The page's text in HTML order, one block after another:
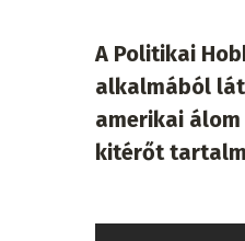
A Politikai
alkalmából
amerikai
kitérőt